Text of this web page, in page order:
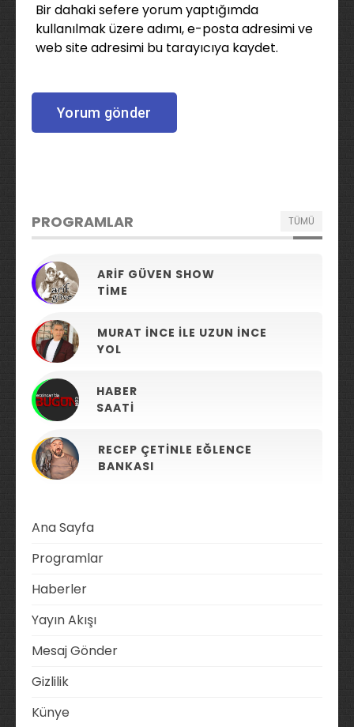
Bir dahaki sefere yorum yaptığımda
kullanılmak üzere adımı, e-posta adresimi ve
web site adresimi bu tarayıcıya kaydet.
PROGRAMLAR TÜMÜ
ARIF GÜVEN SHOW
TIME
MURAT İNCE ILE UZUN İNCE
YOL
HABER
SAATI
RECEP ÇETINLE EĞLENCE
BANKASI
Ana Sayfa
Programlar
Haberler
Yayın Akışı
Mesaj Gönder
Gizlilik
Künye